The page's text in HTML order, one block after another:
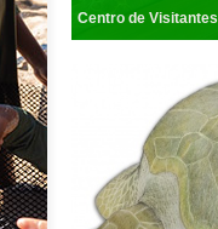
Centro de Visitantes